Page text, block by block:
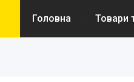
Головна Товари